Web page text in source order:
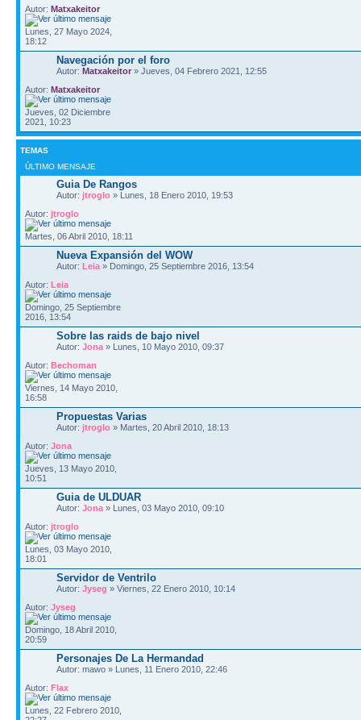
Autor: Matxakeitor
Lunes, 27 Mayo 2024,
18:12
Navegación por el foro
Autor: Matxakeitor » Jueves, 04 Febrero 2021, 12:55
Autor: Matxakeitor
Jueves, 02 Diciembre
2021, 10:23
TEMAS
ÚLTIMO MENSAJE
Guia De Rangos
Autor: jtroglo » Lunes, 18 Enero 2010, 19:53
Autor: jtroglo
Martes, 06 Abril 2010, 18:11
Nueva Expansión del WOW
Autor: Leia » Domingo, 25 Septiembre 2016, 13:54
Autor: Leia
Domingo, 25 Septiembre
2016, 13:54
Sobre las raids de bajo nivel
Autor: Jona » Lunes, 10 Mayo 2010, 09:37
Autor: Bechoman
Viernes, 14 Mayo 2010,
16:58
Propuestas Varias
Autor: jtroglo » Martes, 20 Abril 2010, 18:13
Autor: Jona
Jueves, 13 Mayo 2010,
10:51
Guia de ULDUAR
Autor: Jona » Lunes, 03 Mayo 2010, 09:10
Autor: jtroglo
Lunes, 03 Mayo 2010,
18:01
Servidor de Ventrilo
Autor: Jyseg » Viernes, 22 Enero 2010, 10:14
Autor: Jyseg
Domingo, 18 Abril 2010,
20:59
Personajes De La Hermandad
Autor: mawo » Lunes, 11 Enero 2010, 22:46
Autor: Flax
Lunes, 22 Febrero 2010,